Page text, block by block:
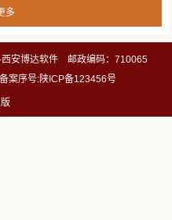
多
西安博达软件 邮政编码：710065
案序号:陕ICP备123456号